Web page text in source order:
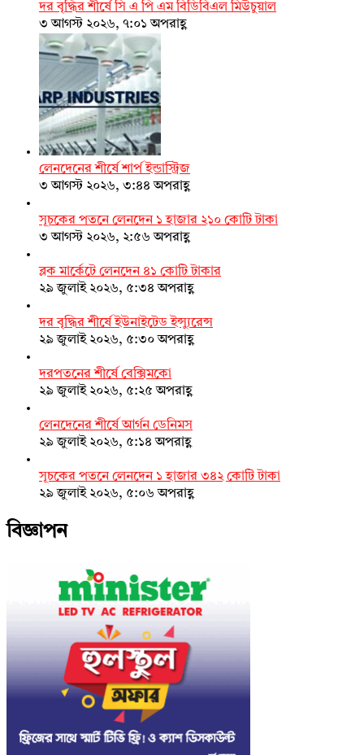
দর বৃদ্ধির শীর্ষে সি এ পি এম বিডিবিএল মিউচুয়াল
৩ আগস্ট ২০২৬, ৭:০১ অপরাহ্ণ
লেনদেনের শীর্ষে শার্প ইন্ডাস্ট্রিজ
৩ আগস্ট ২০২৬, ৩:৪৪ অপরাহ্ণ
সূচকের পতনে লেনদেন ১ হাজার ২১০ কোটি টাকা
৩ আগস্ট ২০২৬, ২:৫৬ অপরাহ্ণ
ব্লক মার্কেটে লেনদেন ৪১ কোটি টাকার
২৯ জুলাই ২০২৬, ৫:৩৪ অপরাহ্ণ
দর বৃদ্ধির শীর্ষে ইউনাইটেড ইন্স্যুরেন্স
২৯ জুলাই ২০২৬, ৫:৩০ অপরাহ্ণ
দরপতনের শীর্ষে বেক্সিমকো
২৯ জুলাই ২০২৬, ৫:২৫ অপরাহ্ণ
লেনদেনের শীর্ষে আর্গন ডেনিমস
২৯ জুলাই ২০২৬, ৫:১৪ অপরাহ্ণ
সূচকের পতনে লেনদেন ১ হাজার ৩৪২ কোটি টাকা
২৯ জুলাই ২০২৬, ৫:০৬ অপরাহ্ণ
বিজ্ঞাপন